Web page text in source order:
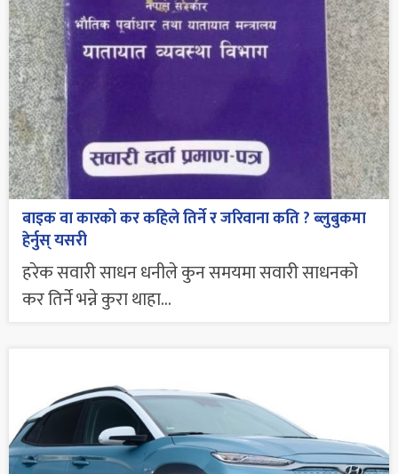
बाइक वा कारको कर कहिले तिर्ने र जरिवाना कति ? ब्लुबुकमा
हेर्नुस् यसरी
हरेक सवारी साधन धनीले कुन समयमा सवारी साधनको
कर तिर्ने भन्ने कुरा थाहा...